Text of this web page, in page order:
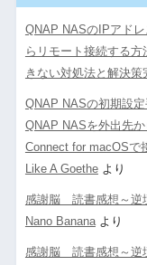
QNAP NASのIPアド
らリモート接続する
きない対処法と解決
QNAP NASの初期設
QNAP NASを外出先
Connect for macOSで
Like A Goetheより
感謝脳 読書感想～逆
Nano Bananaより
感謝脳 読書感想～逆